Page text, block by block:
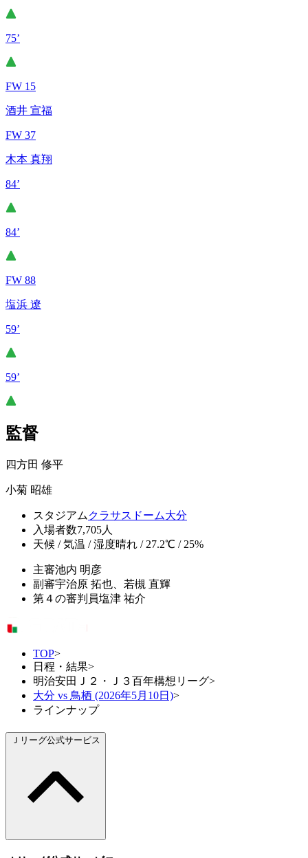
75’
FW 15
酒井 宣福
FW 37
木本 真翔
84’
84’
FW 88
塩浜 遼
59’
59’
監督
四方田 修平
小菊 昭雄
スタジアム クラサスドーム大分
入場者数7,705人
天候 / 気温 / 湿度晴れ / 27.2℃ / 25%
主審池内 明彦
副審宇治原 拓也、若槻 直輝
第４の審判員塩津 祐介
TOP>
日程・結果>
明治安田Ｊ２・Ｊ３百年構想リーグ>
大分 vs 鳥栖 (2026年5月10日)>
ラインナップ
Ｊリーグ公式サービス